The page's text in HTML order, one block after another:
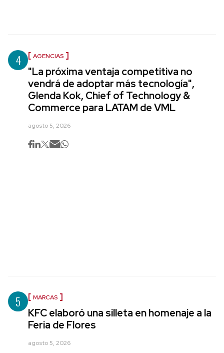
4 AGENCIAS
"La próxima ventaja competitiva no
vendrá de adoptar más tecnología",
Glenda Kok, Chief of Technology &
Commerce para LATAM de VML
agosto 5, 2026
5 MARCAS
KFC elaboró una silleta en homenaje a la
Feria de Flores
agosto 5, 2026